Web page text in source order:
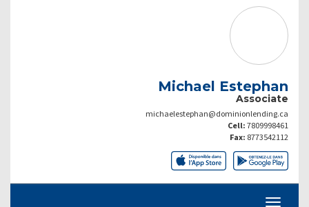
Michael Estephan
Associate
michaelestephan@dominionlending.ca
Cell: 7809998461
Fax: 8773542112